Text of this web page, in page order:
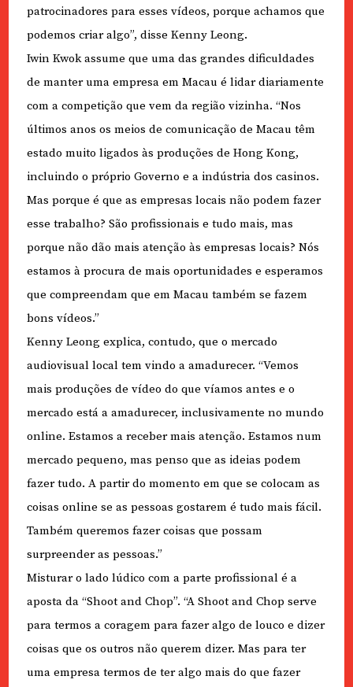
patrocinadores para esses vídeos, porque achamos que
podemos criar algo”, disse Kenny Leong.
Iwin Kwok assume que uma das grandes dificuldades
de manter uma empresa em Macau é lidar diariamente
com a competição que vem da região vizinha. “Nos
últimos anos os meios de comunicação de Macau têm
estado muito ligados às produções de Hong Kong,
incluindo o próprio Governo e a indústria dos casinos.
Mas porque é que as empresas locais não podem fazer
esse trabalho? São profissionais e tudo mais, mas
porque não dão mais atenção às empresas locais? Nós
estamos à procura de mais oportunidades e esperamos
que compreendam que em Macau também se fazem
bons vídeos.”
Kenny Leong explica, contudo, que o mercado
audiovisual local tem vindo a amadurecer. “Vemos
mais produções de vídeo do que víamos antes e o
mercado está a amadurecer, inclusivamente no mundo
online. Estamos a receber mais atenção. Estamos num
mercado pequeno, mas penso que as ideias podem
fazer tudo. A partir do momento em que se colocam as
coisas online se as pessoas gostarem é tudo mais fácil.
Também queremos fazer coisas que possam
surpreender as pessoas.”
Misturar o lado lúdico com a parte profissional é a
aposta da “Shoot and Chop”. “A Shoot and Chop serve
para termos a coragem para fazer algo de louco e dizer
coisas que os outros não querem dizer. Mas para ter
uma empresa termos de ter algo mais do que fazer